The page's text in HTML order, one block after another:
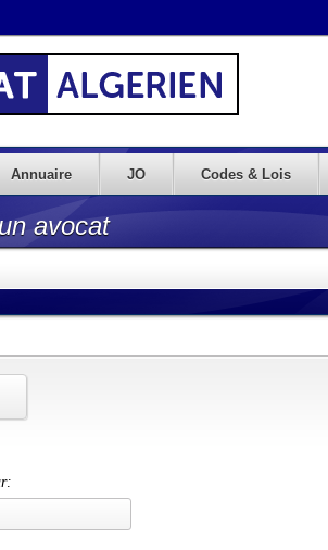
Annuaire JO Codes & Lois
avocat